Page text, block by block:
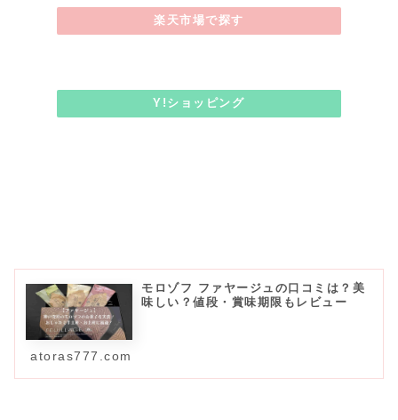
楽天市場で探す
Y!ショッピング
モロゾフ ファヤージュの口コミは？美
味しい？値段・賞味期限もレビュー
atoras777.com